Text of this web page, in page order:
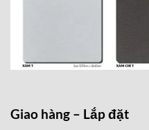
Giao hàng – Lắp đặt